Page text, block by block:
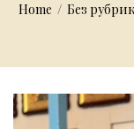
Home / Без